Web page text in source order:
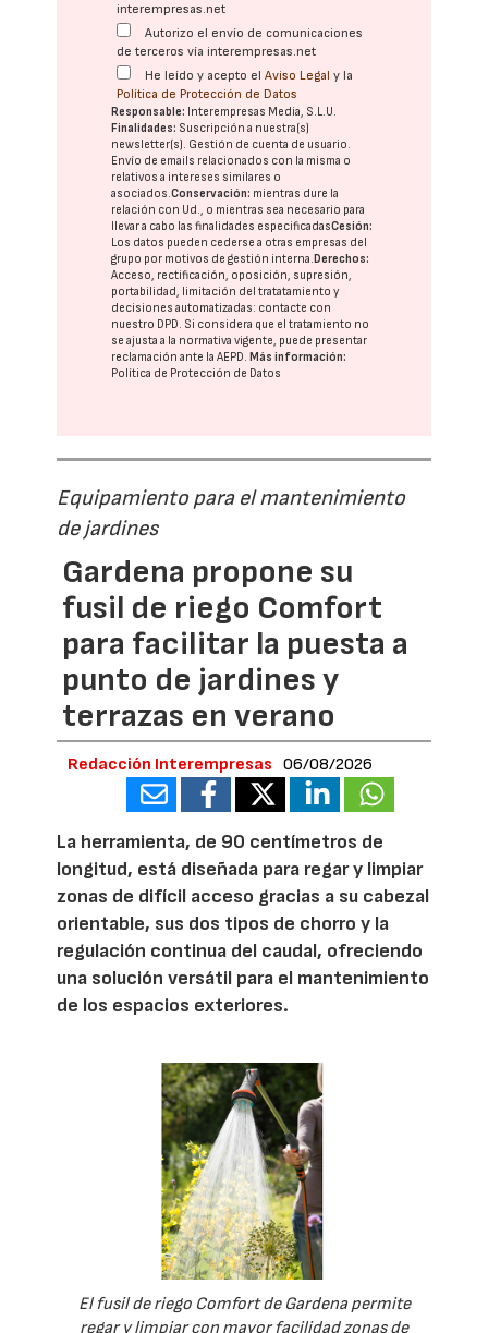
interempresas.net
Autorizo el envío de comunicaciones
de terceros vía interempresas.net
He leído y acepto elAviso Legal y la
Política de Protección de Datos
Responsable: Interempresas Media, S.L.U.
Finalidades: Suscripción a nuestra(s)
newsletter(s). Gestión de cuenta de usuario.
Envío de emails relacionados con la misma o
relativos a intereses similares o
asociados.Conservación: mientras dure la
relación con Ud., o mientras sea necesario para
llevar a cabo las finalidades especificadasCesión:
Los datos pueden cederse a otras empresas del
grupo por motivos de gestión interna. Derechos:
Acceso, rectificación, oposición, supresión,
portabilidad, limitación del tratatamiento y
decisiones automatizadas: contacte con
nuestro DPD. Si considera que el tratamiento no
se ajusta a la normativa vigente, puede presentar
reclamación ante laAEPD. Más información:
Política de Protección de Datos
Equipamiento para el mantenimiento
de jardines
Gardena propone su
fusil de riego Comfort
para facilitar la puesta a
punto de jardines y
terrazas en verano
Redacción Interempresas 06/08/2026
La herramienta, de 90 centímetros de
longitud, está diseñada para regar y limpiar
zonas de difícil acceso gracias a su cabezal
orientable, sus dos tipos de chorro y la
regulación continua del caudal, ofreciendo
una solución versátil para el mantenimiento
de los espacios exteriores.
El fusil de riego Comfort de Gardena permite
regar y limpiar con mayor facilidad zonas de